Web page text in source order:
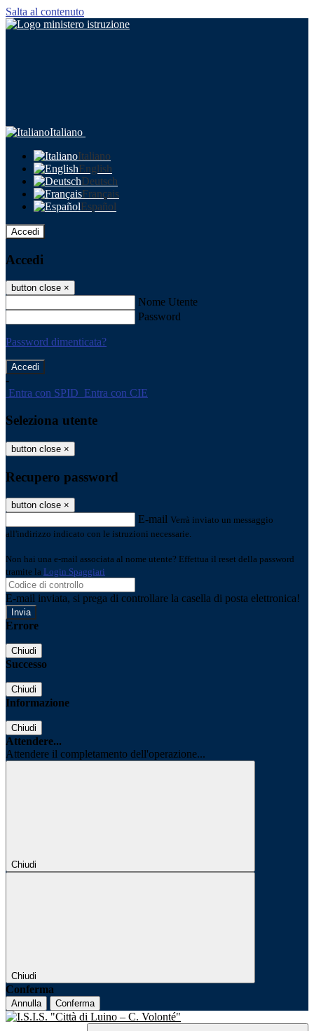
Salta al contenuto
Italiano
Italiano
English
Deutsch
Français
Español
Accedi
Accedi
button close ×
Nome Utente
Password
Password dimenticata?
-
Entra con SPID Entra con CIE
Seleziona utente
button close ×
Recupero password
button close ×
E-mail Verrà inviato un messaggio
all'indirizzo indicato con le istruzioni necessarie.
Non hai una e-mail associata al nome utente? Effettua il reset della password
tramite la Login Spaggiari
E-mail inviata, si prega di controllare la casella di posta elettronica!
Errore
Chiudi
Successo
Chiudi
Informazione
Chiudi
Attendere...
Attendere il completamento dell'operazione...
Chiudi
Chiudi
Conferma
Annulla Conferma